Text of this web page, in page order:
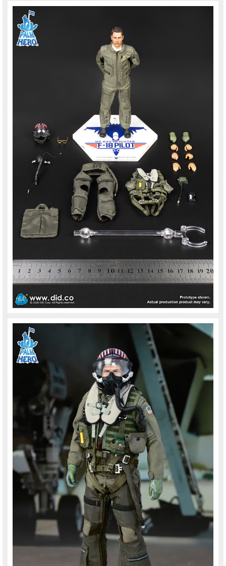
6 White T-shirt
7 PCU78 Survival Integrated Torso Harness and Survival Vest
8 CSU-13B/P Anti-G Suit
9 GS/FRP-2 Flight Gloves
10 LPU-33 life preserver
13 CRU-103 Oxygen Regulator with Survival Vest Pouch
17 Shoulder board x 1 pair
18 US Navy Fighter Weapons School Patch X 1 + US Flag Patch X 1
※付属ボディは１体のみです。
※簡単な組み立て作業を必要とする場合があります。対象年齢15歳以上
※材質上、本体に色移り、くすみ、細かなキズなどが発生している場合がございま
※塗装、関節の固さ・緩さ、縫製には個体差、左右差がある場合がございます。ご
了承ください。
※仕様は変更になる場合がございます。※画像は試作品です。実際の商品と異なる
場合がございます。
※パッケージにダメージがございます。ご了承ください。